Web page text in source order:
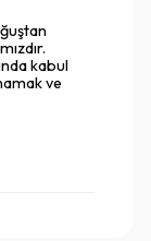
kabul
ve